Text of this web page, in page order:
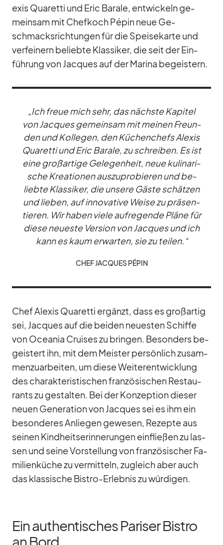
exis Qua­retti und Eric Ba­rale, ent­wi­ckeln ge­
mein­sam mit Chef­koch Pé­pin neue Ge­
schmacks­rich­tun­gen für die Spei­se­karte und
ver­fei­nern be­liebte Klas­si­ker, die seit der Ein­
füh­rung von Jac­ques auf der Ma­rina be­geis­tern.
„Ich freue mich sehr, das nächste Ka­pi­tel
von Jac­ques ge­mein­sam mit mei­nen Freun­
den und Kol­le­gen, den Kü­chen­chefs Al­exis
Qua­retti und Eric Ba­rale, zu schrei­ben. Es ist
eine groß­ar­tige Ge­le­gen­heit, neue ku­li­na­ri­
sche Krea­tio­nen aus­zu­pro­bie­ren und be­
liebte Klas­si­ker, die un­sere Gäste schät­zen
und lie­ben, auf in­no­va­tive Weise zu prä­sen­
tie­ren. Wir ha­ben viele auf­re­gende Pläne für
diese neu­este Ver­sion von Jac­ques und ich
kann es kaum er­war­ten, sie zu tei­len.“
CHEF JAC­QUES PÉ­PIN
Chef Al­exis Qua­retti er­gänzt, dass es groß­ar­tig
sei, Jac­ques auf die bei­den neu­es­ten Schiffe
von Ocea­nia Crui­ses zu brin­gen. Be­son­ders be­
geis­tert ihn, mit dem Meis­ter per­sön­lich zu­sam­
men­zu­ar­bei­ten, um diese Wei­ter­ent­wick­lung
des cha­rak­te­ris­ti­schen fran­zö­si­schen Re­stau­
rants zu ge­stal­ten. Bei der Kon­zep­tion die­ser
neuen Ge­ne­ra­tion von Jac­ques sei es ihm ein
be­son­de­res An­lie­gen ge­we­sen, Re­zepte aus
sei­nen Kind­heits­er­in­ne­run­gen ein­flie­ßen zu las­
sen und seine Vor­stel­lung von fran­zö­si­scher Fa­
mi­li­en­kü­che zu ver­mit­teln, zu­gleich aber auch
das klas­si­sche Bis­tro-Er­leb­nis zu wür­di­gen.
Ein authentisches Pariser Bistro
an Bord